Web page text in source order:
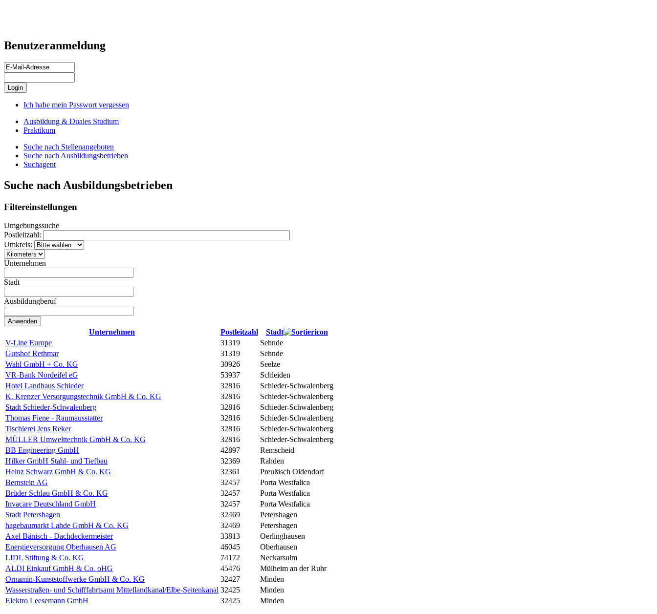
Benutzeranmeldung
Ich habe mein Passwort vergessen
Ausbildung & Duales Studium
Praktikum
Suche nach Stellenangeboten
Suche nach Ausbildungsbetrieben
Suchagent
Suche nach Ausbildungsbetrieben
Filtereinstellungen
Umgebungssuche
Postleitzahl:
Umkreis:
Unternehmen
Stadt
Ausbildungberuf
Unternehmen Postleitzahl
Stadt
V-Line Europe
31319
Sehnde
Gutshof Rethmar
31319
Sehnde
Wahl GmbH + Co. KG
30926
Seelze
VR-Bank Nordeifel eG
53937
Schleiden
Hotel Landhaus Schieder
32816
Schieder-Schwalenberg
K. Krenzer Versorgungstechnik GmbH & Co. KG
32816
Schieder-Schwalenberg
Stadt Schieder-Schwalenberg
32816
Schieder-Schwalenberg
Thomas Fiene - Raumausstatter
32816
Schieder-Schwalenberg
Tischlerei Jens Reker
32816
Schieder-Schwalenberg
MÜLLER Umwelttechnik GmbH & Co. KG
32816
Schieder-Schwalenberg
BB Engineering GmbH
42897
Remscheid
Hilker GmbH Stahl- und Tiefbau
32369
Rahden
Heinz Schwarz GmbH & Co. KG
32361
Preußisch Oldendorf
Bernstein AG
32457
Porta Westfalica
Brüder Schlau GmbH & Co. KG
32457
Porta Westfalica
Invacare Deutschland GmbH
32457
Porta Westfalica
Stadt Petershagen
32469
Petershagen
hagebaumarkt Lahde GmbH & Co. KG
32469
Petershagen
Axel Bänisch - Dachdeckermeister
33813
Oerlinghausen
Energieversorgung Oberhausen AG
46045
Oberhausen
LIDL Stiftung & Co. KG
74172
Neckarsulm
ALDI Einkauf GmbH & Co. oHG
45476
Mülheim an der Ruhr
Ornamin-Kunststoffwerke GmbH & Co. KG
32427
Minden
Wasserstraßen- und Schifffahrtsamt Mittellandkanal/Elbe-Seitenkanal 32425
Minden
Elektro Leesemann GmbH
32425 Minden